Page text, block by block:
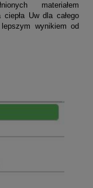
materiałem
Uw dla całego
wynikiem od